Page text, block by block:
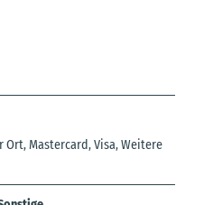
Ort, Mastercard, Visa, Weitere